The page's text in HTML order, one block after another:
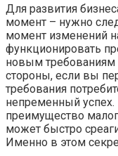
Для развития
момент – нужно
момент изменений
функционировать
новым требованиям
стороны, если вы
требования
непременный
преимущество
может быстро
Именно в этом